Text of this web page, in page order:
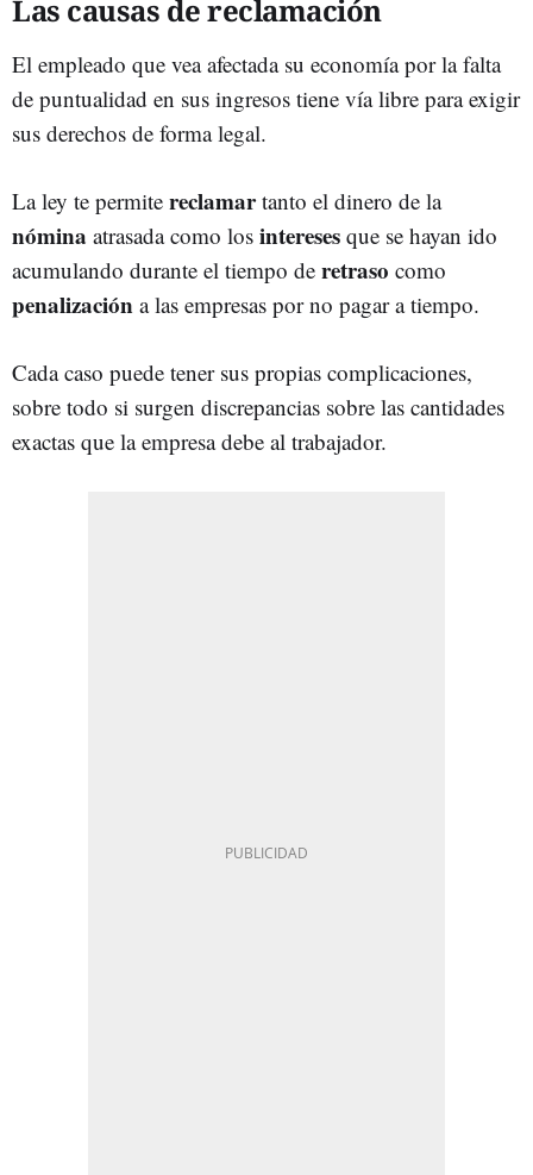
Las causas de reclamación
El empleado que vea afectada su economía por la falta
de puntualidad en sus ingresos tiene vía libre para exigir
sus derechos de forma legal.
La ley te permite reclamartanto el dinero de la
nómina atrasada como los intereses que se hayan ido
acumulando durante el tiempo de retraso como
penalización a las empresas por no pagar a tiempo.
Cada caso puede tener sus propias complicaciones,
sobre todo si surgen discrepancias sobre las cantidades
exactas que la empresa debe al trabajador.